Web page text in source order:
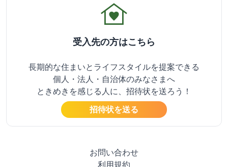
family_home
受入先の方はこちら
長期的な住まいとライフスタイルを提案できる
個人・法人・自治体のみなさまへ
ときめきを感じる人に、招待状を送ろう！
招待状を送る
お問い合わせ
利用規約